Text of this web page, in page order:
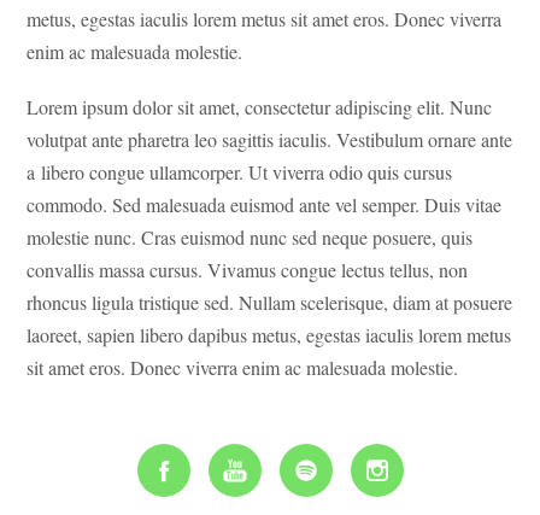
metus, egestas iaculis lorem metus sit amet eros. Donec viverra
enim ac malesuada molestie.
Lorem ipsum dolor sit amet, consectetur adipiscing elit. Nunc
volutpat ante pharetra leo sagittis iaculis. Vestibulum ornare ante
a libero congue ullamcorper. Ut viverra odio quis cursus
commodo. Sed malesuada euismod ante vel semper. Duis vitae
molestie nunc. Cras euismod nunc sed neque posuere, quis
convallis massa cursus. Vivamus congue lectus tellus, non
rhoncus ligula tristique sed. Nullam scelerisque, diam at posuere
laoreet, sapien libero dapibus metus, egestas iaculis lorem metus
sit amet eros. Donec viverra enim ac malesuada molestie.